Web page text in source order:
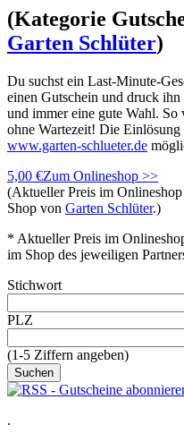
(Kategorie
Garten Schlüter)
Du suchst ein Last-Minute-
einen Gutschein und druck
und immer eine gute Wahl. So
ohne Wartezeit! Die
www.garten-schlueter.de
5,00 €Zum Onlineshop >>
(Aktueller Preis im
Shop von Garten Schlüter.)
* Aktueller Preis im
im Shop des jeweiligen
Stichwort
PLZ
(1-5 Ziffern angeben)
.